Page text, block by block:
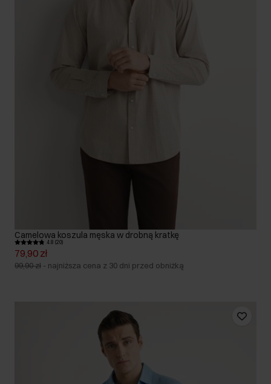
Camelowa koszula męska w drobną kratkę
4.8 (20)
79,90 zł
99,90 zł - najniższa cena z 30 dni przed obniżką